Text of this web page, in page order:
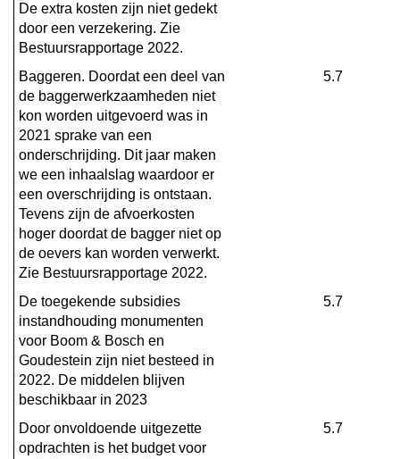
De extra kosten zijn niet gedekt
door een verzekering. Zie
Bestuursrapportage 2022.
Baggeren. Doordat een deel van
de baggerwerkzaamheden niet
kon worden uitgevoerd was in
2021 sprake van een
onderschrijding. Dit jaar maken
we een inhaalslag waardoor er
een overschrijding is ontstaan.
Tevens zijn de afvoerkosten
hoger doordat de bagger niet op
de oevers kan worden verwerkt.
Zie Bestuursrapportage 2022.
5.7
De toegekende subsidies
instandhouding monumenten
voor Boom & Bosch en
Goudestein zijn niet besteed in
2022. De middelen blijven
beschikbaar in 2023
5.7
Door onvoldoende uitgezette
opdrachten is het budget voor
5.7